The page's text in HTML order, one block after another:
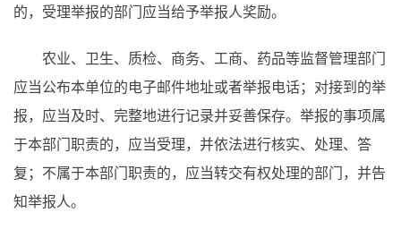
的，受理举报的部门应当给予举报人奖励。
农业、卫生、质检、商务、工商、药品等监督管理部门
应当公布本单位的电子邮件地址或者举报电话；对接到的举
报，应当及时、完整地进行记录并妥善保存。举报的事项属
于本部门职责的，应当受理，并依法进行核实、处理、答
复；不属于本部门职责的，应当转交有权处理的部门，并告
知举报人。